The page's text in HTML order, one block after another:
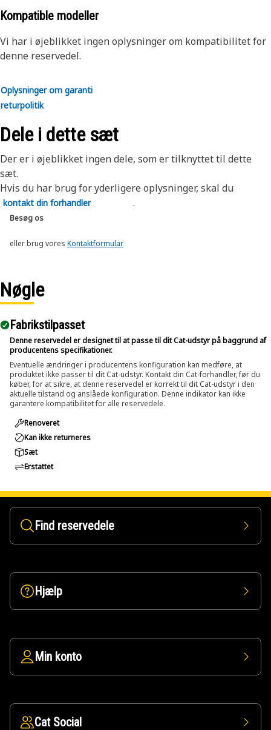
Anvendelse:
Forhandlerværktøj
Se brugermanualen, eller kontakt den lokale Cat-
forhandler for at få flere oplysninger.
Kompatible modeller
Vi har i øjeblikket ingen oplysninger om kompatibilitet for
denne reservedel.
Oplysninger om garanti
returpolitik
Dele i dette sæt
Der er i øjeblikket ingen dele, som er tilknyttet til dette
sæt.
Hvis du har brug for yderligere oplysninger, skal du
kontakt din forhandler
Besøg os
eller brug vores Kontaktformular
.
Nøgle
Fabrikstilpasset
Denne reservedel er designet til at passe til dit Cat-udstyr på baggrund af
producentens specifikationer.
Eventuelle ændringer i producentens konfiguration kan medføre, at
produktet ikke passer til dit Cat-udstyr. Kontakt din Cat-forhandler, før du
køber, for at sikre, at denne reservedel er korrekt til dit Cat-udstyr i den
aktuelle tilstand og anslåede konfiguration. Denne indikator kan ikke
garantere kompatibilitet for alle reservedele.
Renoveret
Kan ikke returneres
Sæt
Erstattet
Find reservedele
Hjælp
Min konto
Cat Social